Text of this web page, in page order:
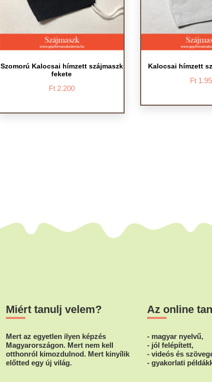
Szomorú Kalocsai hímzett szájmaszk
fekete
Ft2.200
Kalocsai hímzett
Ft
Miért tanulj velem?
Mert az egyetlen ilyen képzés
Magyarországon. Mert nem kell
otthonról kimozdulnod. Mert kinyílik
előtted egy új világ.
Az online
- magyar nyelvű,
- jól felépített,
- videós és
- gyakorlati